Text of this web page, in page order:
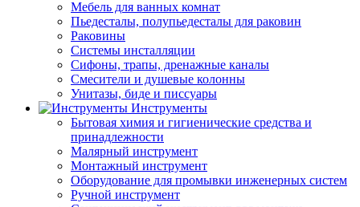
Мебель для ванных комнат
Пьедесталы, полупьедесталы для раковин
Раковины
Системы инсталляции
Сифоны, трапы, дренажные каналы
Смесители и душевые колонны
Унитазы, биде и писсуары
Инструменты
Бытовая химия и гигиенические средства и
принадлежности
Малярный инструмент
Монтажный инструмент
Оборудование для промывки инженерных систем
Ручной инструмент